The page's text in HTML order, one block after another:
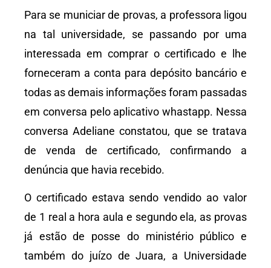
Para se municiar de provas, a professora ligou
na tal universidade, se passando por uma
interessada em comprar o certificado e lhe
forneceram a conta para depósito bancário e
todas as demais informações foram passadas
em conversa pelo aplicativo whastapp. Nessa
conversa Adeliane constatou, que se tratava
de venda de certificado, confirmando a
denúncia que havia recebido.
O certificado estava sendo vendido ao valor
de 1 real a hora aula e segundo ela, as provas
já estão de posse do ministério público e
também do juízo de Juara, a Universidade